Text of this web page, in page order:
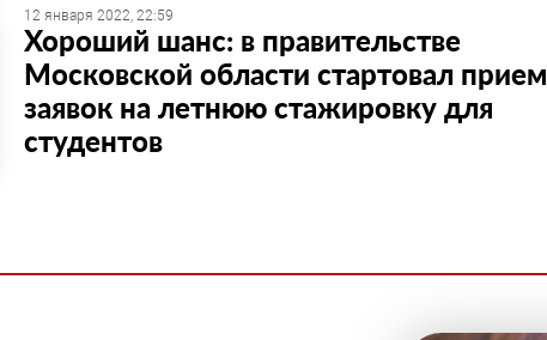
12 января 2022, 22:59
Хороший шанс: в правительстве
Московской области стартовал прием
заявок на летнюю стажировку для
студентов